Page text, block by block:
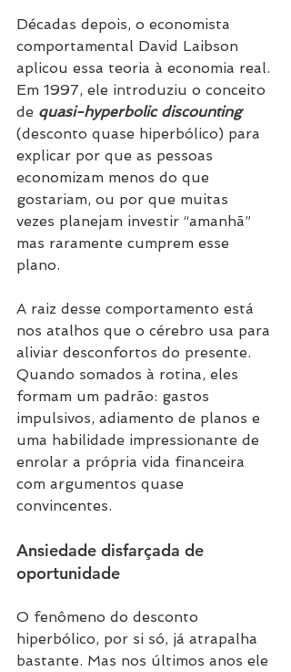
Décadas depois, o economista
comportamental David Laibson
aplicou essa teoria à economia real.
Em 1997, ele introduziu o conceito
de quasi-hyperbolic discounting
(desconto quase hiperbólico) para
explicar por que as pessoas
economizam menos do que
gostariam, ou por que muitas
vezes planejam investir “amanhã”
mas raramente cumprem esse
plano.
A raiz desse comportamento está
nos atalhos que o cérebro usa para
aliviar desconfortos do presente.
Quando somados à rotina, eles
formam um padrão: gastos
impulsivos, adiamento de planos e
uma habilidade impressionante de
enrolar a própria vida financeira
com argumentos quase
convincentes.
Ansiedade disfarçada de
oportunidade
O fenômeno do desconto
hiperbólico, por si só, já atrapalha
bastante. Mas nos últimos anos ele